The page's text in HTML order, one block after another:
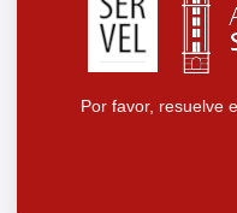
Por favor, resuelve